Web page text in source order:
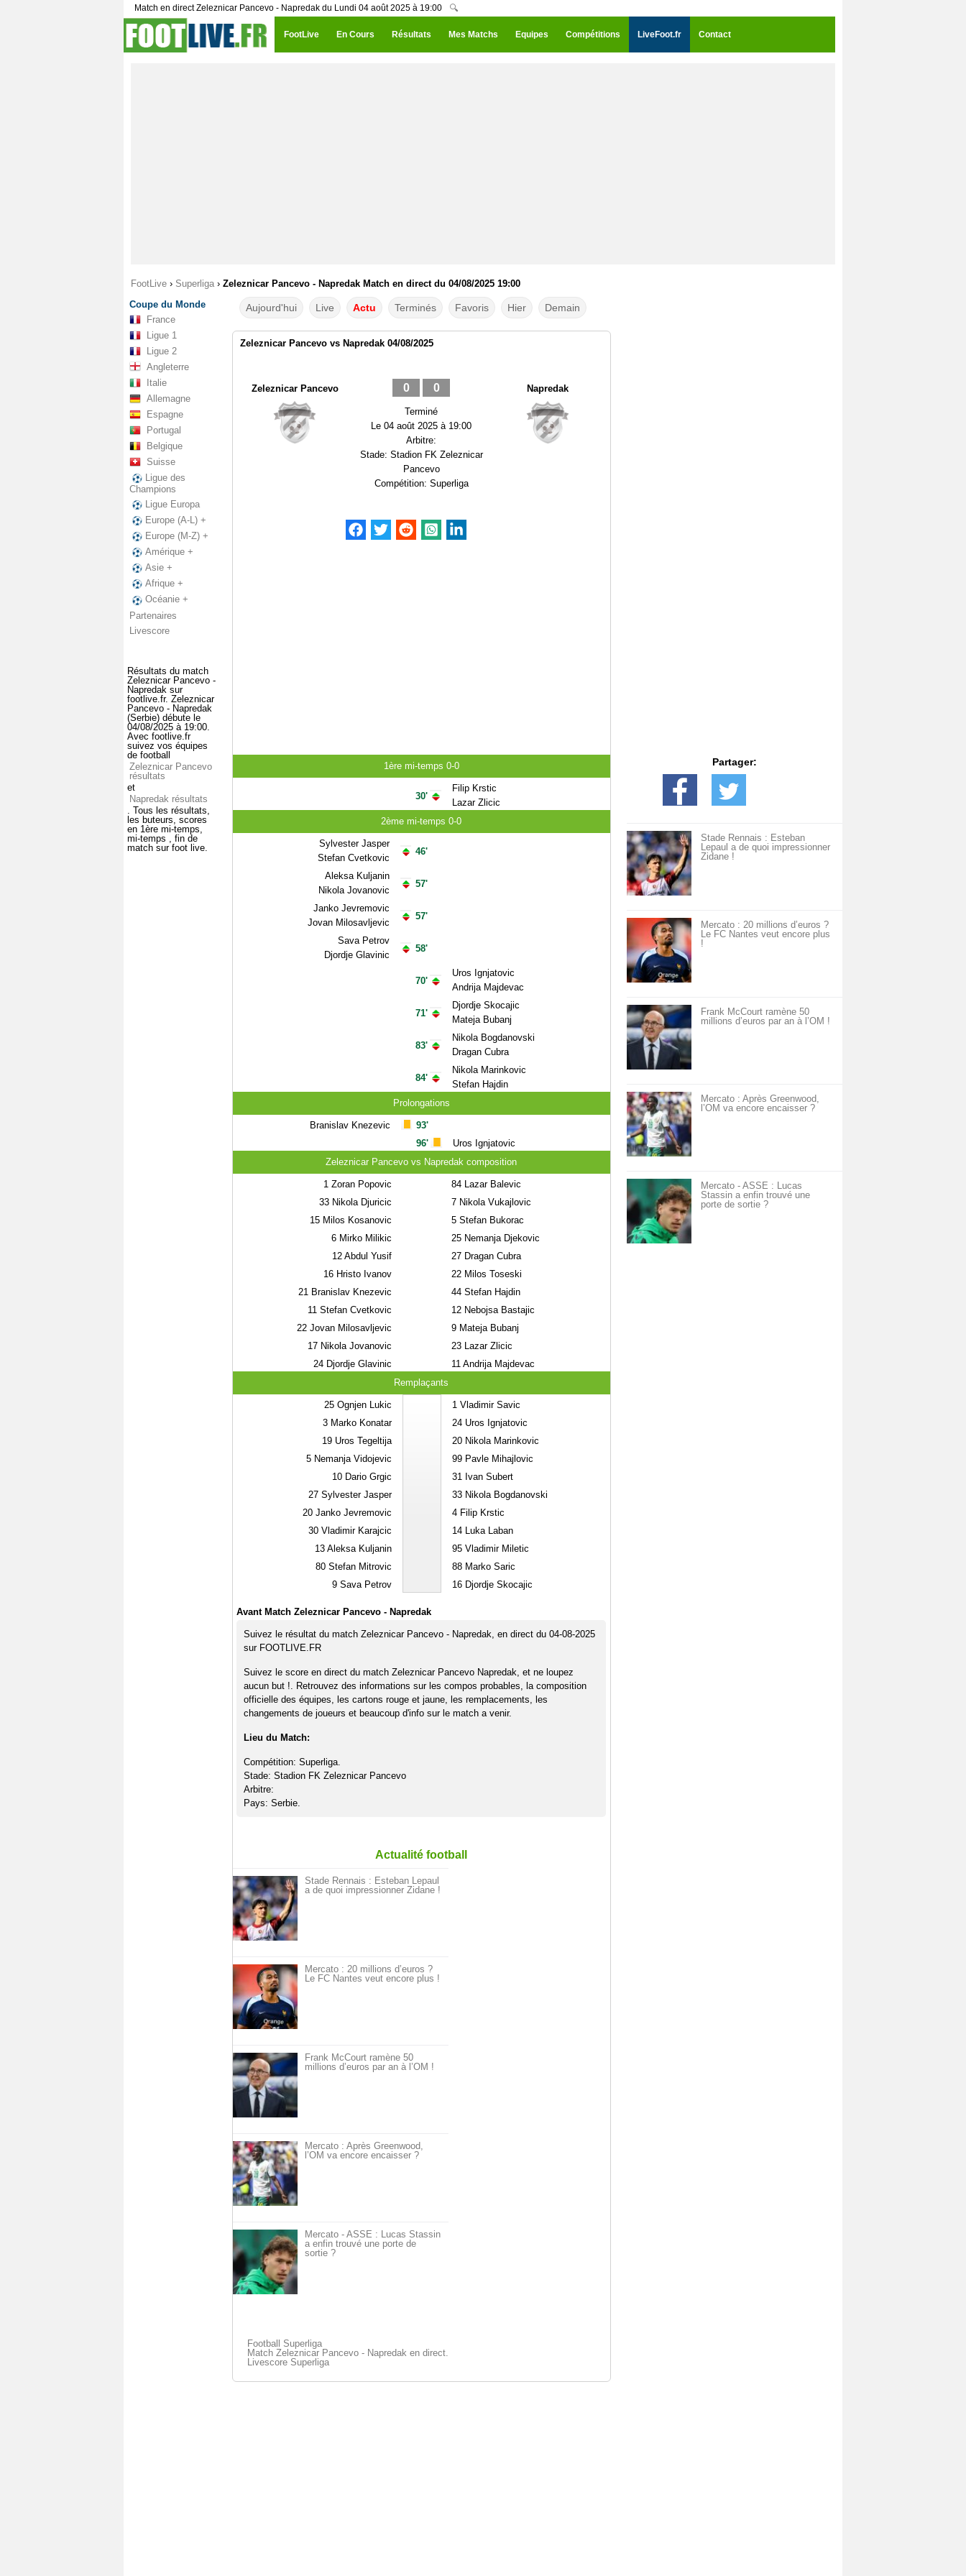
Match en direct Zeleznicar Pancevo - Napredak du Lundi 04 août 2025 à 19:00 🔍
FootLive En Cours Résultats Mes Matchs Equipes Compétitions LiveFoot.fr Contact
FootLive › Superliga › Zeleznicar Pancevo - Napredak Match en direct du 04/08/2025 19:00
Coupe du Monde
France
Ligue 1
Ligue 2
Angleterre
Italie
Allemagne
Espagne
Portugal
Belgique
Suisse
Ligue des
Champions
Ligue Europa
Europe (A-L) +
Europe (M-Z) +
Amérique +
Asie +
Afrique +
Océanie +
Partenaires
Livescore
Résultats du match
Zeleznicar Pancevo -
Napredak sur
footlive.fr. Zeleznicar
Pancevo - Napredak
(Serbie) débute le
04/08/2025 à 19:00.
Avec footlive.fr
suivez vos équipes
de football
Zeleznicar Pancevo
résultats
et
Napredak résultats
. Tous les résultats,
les buteurs, scores
en 1ère mi-temps,
mi-temps , fin de
match sur foot live.
Aujourd'hui Live Actu Terminés Favoris Hier Demain
Zeleznicar Pancevo vs Napredak 04/08/2025
Zeleznicar Pancevo 0 0
Terminé
Le 04 août 2025 à 19:00
Arbitre:
Stade: Stadion FK Zeleznicar
Pancevo
Compétition: Superliga
Napredak
1ère mi-temps 0-0
30'
Filip Krstic
Lazar Zlicic
2ème mi-temps 0-0
Sylvester Jasper
Stefan Cvetkovic
Aleksa Kuljanin
Nikola Jovanovic
Janko Jevremovic
Jovan Milosavljevic
Sava Petrov
Djordje Glavinic
46'
57'
57'
58'
70'
71'
83'
84'
Uros Ignjatovic
Andrija Majdevac
Djordje Skocajic
Mateja Bubanj
Nikola Bogdanovski
Dragan Cubra
Nikola Marinkovic
Stefan Hajdin
Prolongations
Branislav Knezevic
93'
96'
Uros Ignjatovic
Zeleznicar Pancevo vs Napredak composition
1Zoran Popovic
33Nikola Djuricic
15Milos Kosanovic
6Mirko Milikic
12Abdul Yusif
16Hristo Ivanov
21Branislav Knezevic
11Stefan Cvetkovic
22Jovan Milosavljevic
17Nikola Jovanovic
24Djordje Glavinic
84Lazar Balevic
7Nikola Vukajlovic
5Stefan Bukorac
25Nemanja Djekovic
27Dragan Cubra
22Milos Toseski
44Stefan Hajdin
12Nebojsa Bastajic
9Mateja Bubanj
23Lazar Zlicic
11Andrija Majdevac
Remplaçants
25Ognjen Lukic
3Marko Konatar
19Uros Tegeltija
5Nemanja Vidojevic
10Dario Grgic
27Sylvester Jasper
20Janko Jevremovic
30Vladimir Karajcic
13Aleksa Kuljanin
80Stefan Mitrovic
9Sava Petrov
1Vladimir Savic
24Uros Ignjatovic
20Nikola Marinkovic
99Pavle Mihajlovic
31Ivan Subert
33Nikola Bogdanovski
4Filip Krstic
14Luka Laban
95Vladimir Miletic
88Marko Saric
16Djordje Skocajic
Avant Match Zeleznicar Pancevo - Napredak
Suivez le résultat du match Zeleznicar Pancevo - Napredak, en direct du 04-08-2025
sur FOOTLIVE.FR
Suivez le score en direct du match Zeleznicar Pancevo Napredak, et ne loupez
aucun but !. Retrouvez des informations sur les compos probables, la composition
officielle des équipes, les cartons rouge et jaune, les remplacements, les
changements de joueurs et beaucoup d'info sur le match a venir.
Lieu du Match:
Compétition: Superliga.
Stade: Stadion FK Zeleznicar Pancevo
Arbitre:
Pays: Serbie.
Actualité football
Stade Rennais : Esteban Lepaul
a de quoi impressionner Zidane !
Mercato : 20 millions d’euros ?
Le FC Nantes veut encore plus !
Frank McCourt ramène 50
millions d’euros par an à l’OM !
Mercato : Après Greenwood,
l’OM va encore encaisser ?
Mercato - ASSE : Lucas Stassin
a enfin trouvé une porte de
sortie ?
Football Superliga
Match Zeleznicar Pancevo - Napredak en direct.
Livescore Superliga
Partager:
Stade Rennais : Esteban
Lepaul a de quoi impressionner
Zidane !
Mercato : 20 millions d’euros ?
Le FC Nantes veut encore plus
!
Frank McCourt ramène 50
millions d’euros par an à l’OM !
Mercato : Après Greenwood,
l’OM va encore encaisser ?
Mercato - ASSE : Lucas
Stassin a enfin trouvé une
porte de sortie ?